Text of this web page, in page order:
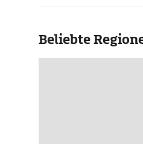
Beliebte